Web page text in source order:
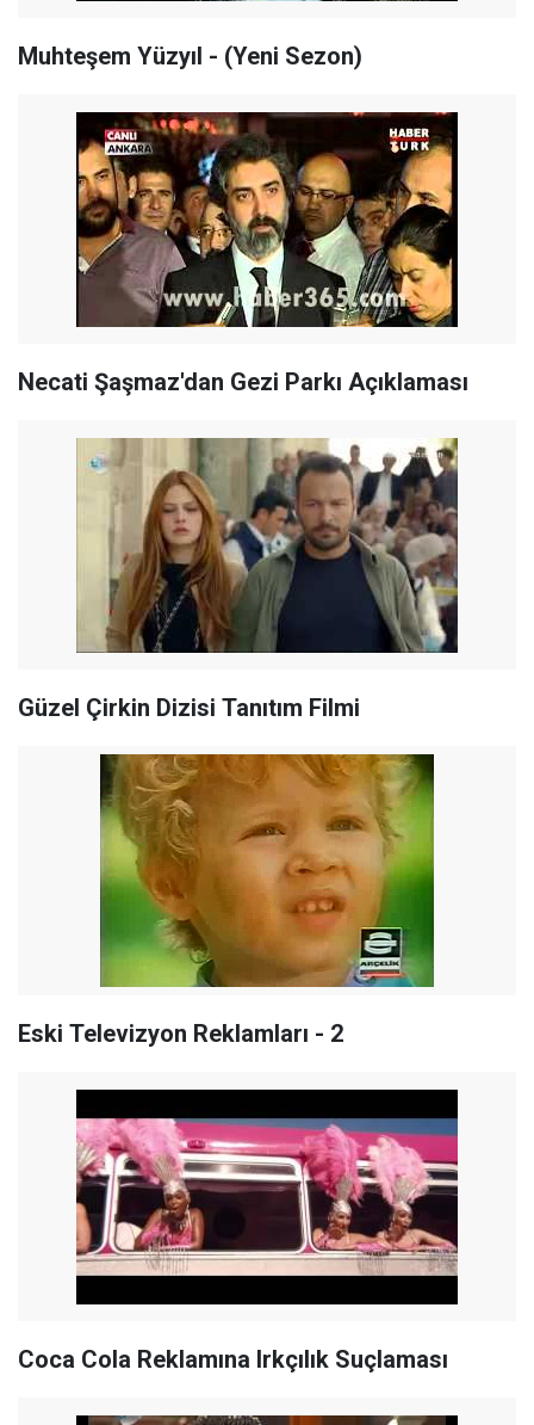
Muhteşem Yüzyıl - (Yeni Sezon)
Necati Şaşmaz'dan Gezi Parkı Açıklaması
Güzel Çirkin Dizisi Tanıtım Filmi
Eski Televizyon Reklamları - 2
Coca Cola Reklamına Irkçılık Suçlaması